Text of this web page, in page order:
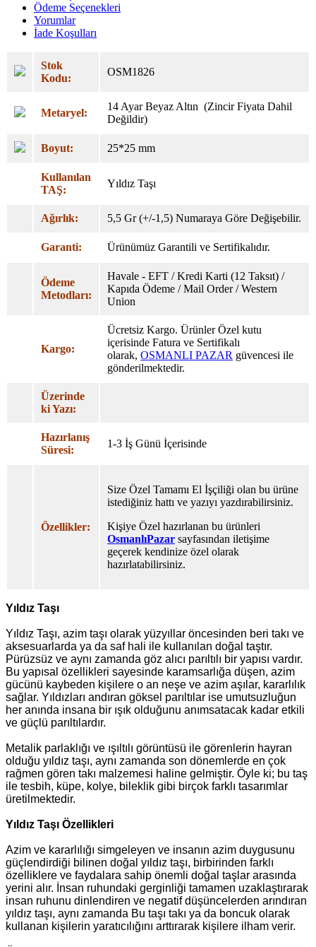
Ödeme Seçenekleri
Yorumlar
İade Koşulları
Stok
Kodu:
OSM1826
Metaryel:
14 Ayar Beyaz Altın (Zincir Fiyata Dahil
Değildir)
Boyut: 25*25 mm
Kullanılan
TAŞ:
Yıldız Taşı
Ağırlık: 5,5 Gr (+/-1,5) Numaraya Göre Değişebilir.
Garanti: Ürünümüz Garantili ve Sertifikalıdır.
Ödeme
Metodları:
Havale - EFT / Kredi Karti (12 Taksıt) /
Kapıda Ödeme / Mail Order / Western
Union
Kargo:
Ücretsiz Kargo. Ürünler Özel kutu
içerisinde Fatura ve Sertifikalı
olarak, OSMANLI PAZAR güvencesi ile
gönderilmektedir.
Üzerinde
ki Yazı:
Hazırlanış
Süresi:
1-3 İş Günü İçerisinde
Özellikler:
Size Özel Tamamı El İşçiliği olan bu ürüne
istediğiniz hattı ve yazıyı yazdırabilirsiniz.
Kişiye Özel hazırlanan bu ürünleri
OsmanlıPazar sayfasından iletişime
geçerek kendinize özel olarak
hazırlatabilirsiniz.
Yıldız Taşı
Yıldız Taşı, azim taşı olarak yüzyıllar öncesinden beri takı ve
aksesuarlarda ya da saf hali ile kullanılan doğal taştır.
Pürüzsüz ve aynı zamanda göz alıcı parıltılı bir yapısı vardır.
Bu yapısal özellikleri sayesinde karamsarlığa düşen, azim
gücünü kaybeden kişilere o an neşe ve azim aşılar, kararlılık
sağlar. Yıldızları andıran göksel parıltılar ise umutsuzluğun
her anında insana bir ışık olduğunu anımsatacak kadar etkili
ve güçlü parıltılardır.
Metalik parlaklığı ve ışıltılı görüntüsü ile görenlerin hayran
olduğu yıldız taşı, aynı zamanda son dönemlerde en çok
rağmen gören takı malzemesi haline gelmiştir. Öyle ki; bu taş
ile tesbih, küpe, kolye, bileklik gibi birçok farklı tasarımlar
üretilmektedir.
Yıldız Taşı Özellikleri
Azim ve kararlılığı simgeleyen ve insanın azim duygusunu
güçlendirdiği bilinen doğal yıldız taşı, birbirinden farklı
özelliklere ve faydalara sahip önemli doğal taşlar arasında
yerini alır. İnsan ruhundaki gerginliği tamamen uzaklaştırarak
insan ruhunu dinlendiren ve negatif düşüncelerden arındıran
yıldız taşı, aynı zamanda Bu taşı takı ya da boncuk olarak
kullanan kişilerin yaratıcılığını arttırarak kişilere ilham verir.